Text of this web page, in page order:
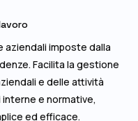
aziendali imposte dalla
Facilita la gestione
e delle attività
e normative,
ed efficace.